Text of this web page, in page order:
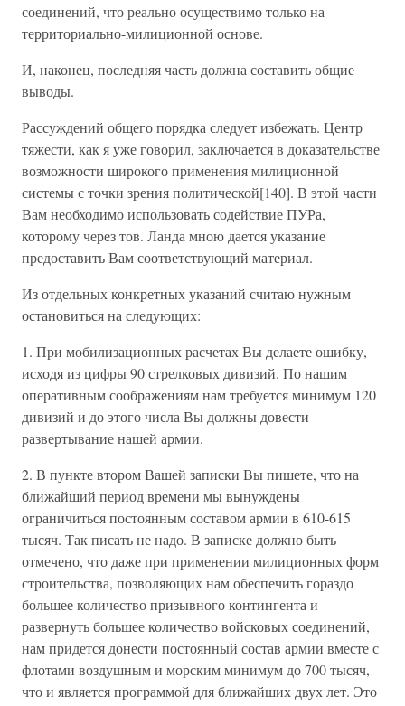
соединений, что реально осуществимо только на
территориально-милиционной основе.
И, наконец, последняя часть должна составить общие
выводы.
Рассуждений общего порядка следует избежать. Центр
тяжести, как я уже говорил, заключается в доказательстве
возможности широкого применения милиционной
системы с точки зрения политической[140]. В этой части
Вам необходимо использовать содействие ПУРа,
которому через тов. Ланда мною дается указание
предоставить Вам соответствующий материал.
Из отдельных конкретных указаний считаю нужным
остановиться на следующих:
1. При мобилизационных расчетах Вы делаете ошибку,
исходя из цифры 90 стрелковых дивизий. По нашим
оперативным соображениям нам требуется минимум 120
дивизий и до этого числа Вы должны довести
развертывание нашей армии.
2. В пункте втором Вашей записки Вы пишете, что на
ближайший период времени мы вынуждены
ограничиться постоянным составом армии в 610-615
тысяч. Так писать не надо. В записке должно быть
отмечено, что даже при применении милиционных форм
строительства, позволяющих нам обеспечить гораздо
большее количество призывного контингента и
развернуть большее количество войсковых соединений,
нам придется донести постоянный состав армии вместе с
флотами воздушным и морским минимум до 700 тысяч,
что и является программой для ближайших двух лет. Это